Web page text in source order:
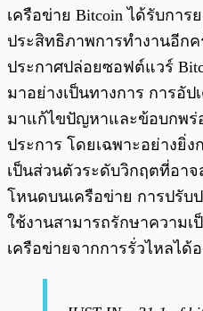
เครือข่าย Bitcoin ได้รับกา
ประสิทธิภาพการทำงานอีก
ประกาศปล่อยซอฟต์แวร์
มาอย่างเป็นทางการ การอัป
มาแก้ไขปัญหาและข้อบกพร่
ประการ โดยเฉพาะอย่างยิ่
เป็นส่วนตัวระดับวิกฤตที่อา
โหนดบนเครือข่าย การปรับ
ใช้งานสามารถรักษาความ
เครือข่ายจากการรั่วไหลได้